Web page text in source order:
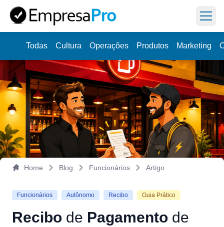
Todas Cultura Operações Produtos Marketing
Aprendaa dirigir sua empresa na prática,
uma semana por vez.
Veja como
Home Blog Funcionários Artigo
Funcionários Autônomo Recibo Guia Prático
Recibo de Pagamento de